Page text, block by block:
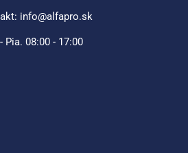
info@alfapro.sk
Pia. 08:00 - 17:00